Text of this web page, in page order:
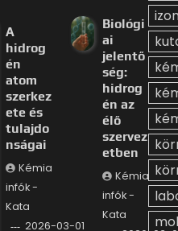
A
hidrog
én
atom
szerkez
ete és
tulajdo
nságai
Kémia
infók -
Kata
2026-03-01
Biológi
ai
jelentő
ség:
hidrog
én az
élő
szervez
etben
Kémia
infók -
Kata